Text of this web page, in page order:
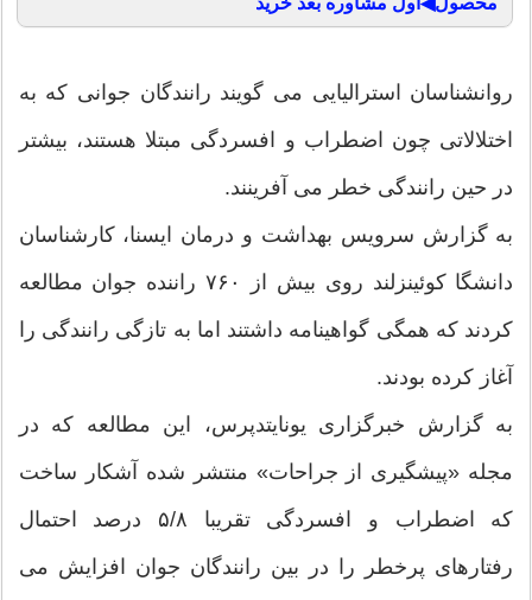
روانشناسان استرالیایی می گویند رانندگان جوانی كه به
اختلالاتی چون اضطراب و افسردگی مبتلا هستند، بیشتر
در حین رانندگی خطر می آفرینند.
به گزارش سرویس بهداشت و درمان ایسنا، كارشناسان
دانشگا كوئینزلند روی بیش از ۷۶۰ راننده جوان مطالعه
كردند كه همگی گواهینامه داشتند اما به تازگی رانندگی را
آغاز كرده بودند.
به گزارش خبرگزاری یونایتدپرس، این مطالعه كه در
مجله «پیشگیری از جراحات» منتشر شده آشكار ساخت
كه اضطراب و افسردگی تقریبا ۵/۸ درصد احتمال
رفتارهای پرخطر را در بین رانندگان جوان افزایش می